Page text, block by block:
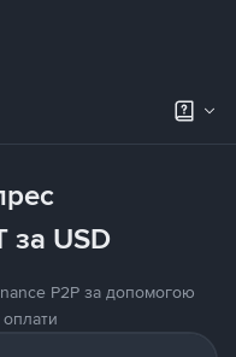
за USD
P2P за допомогою
оплати